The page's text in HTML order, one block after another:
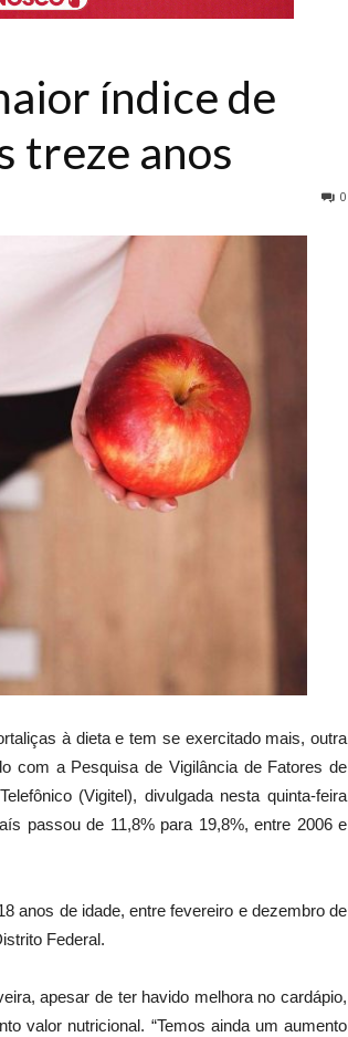
índice de
treze anos
0
à dieta e tem se exercitado mais, outra
com a Pesquisa de Vigilância de Fatores de
(Vigitel), divulgada nesta quinta-feira
passou de 11,8% para 19,8%, entre 2006 e
anos de idade, entre fevereiro e dezembro de
Federal.
apesar de ter havido melhora no cardápio,
valor nutricional. “Temos ainda um aumento